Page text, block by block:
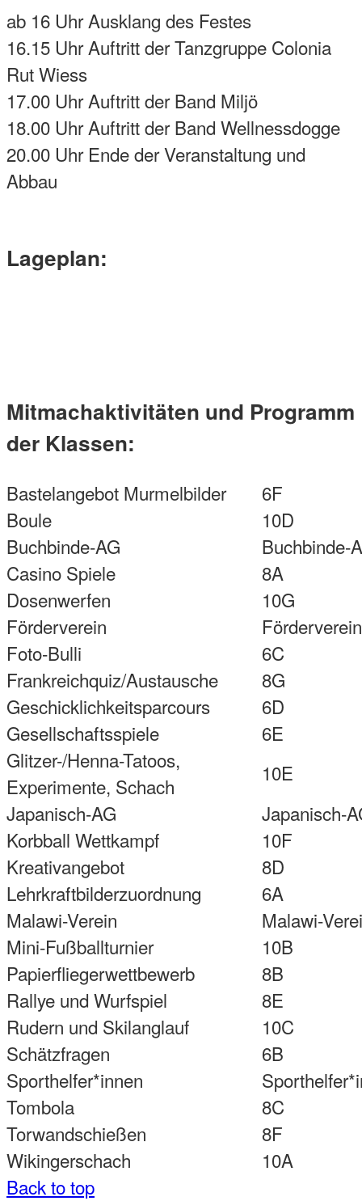
ab 16 Uhr Ausklang des Festes
16.15 Uhr Auftritt der Tanzgruppe Colonia
Rut Wiess
17.00 Uhr Auftritt der Band Miljö
18.00 Uhr Auftritt der Band Wellnessdogge
20.00 Uhr Ende der Veranstaltung und
Abbau
Lageplan:
Mitmachaktivitäten und Programm
der Klassen:
Bastelangebot Murmelbilder
6F
Boule
10D
Buchbinde-AG
Buchbinde-
Casino Spiele
8A
Dosenwerfen
10G
Förderverein
Förderverein
Foto-Bulli
6C
Frankreichquiz/Austausche
8G
Geschicklichkeitsparcours
6D
Gesellschaftsspiele
6E
Glitzer-/Henna-Tatoos,
Experimente, Schach
10E
Japanisch-AG
Japanisch-
Korbball Wettkampf
10F
Kreativangebot
8D
Lehrkraftbilderzuordnung
6A
Malawi-Verein
Malawi-
Mini-Fußballturnier
10B
Papierfliegerwettbewerb
8B
Rallye und Wurfspiel
8E
Rudern und Skilanglauf
10C
Schätzfragen
6B
Sporthelfer*innen
Tombola
8C
Torwandschießen
8F
Wikingerschach
10A
Back to top